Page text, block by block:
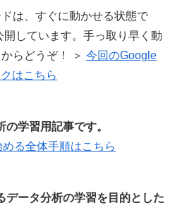
は、すぐに動かせる状態で
しています。手っ取り早く動
らどうぞ！ ＞ 今回のGoogle
はこちら
学習用記事です。
る全体手順はこちら
ータ分析の学習を目的とした